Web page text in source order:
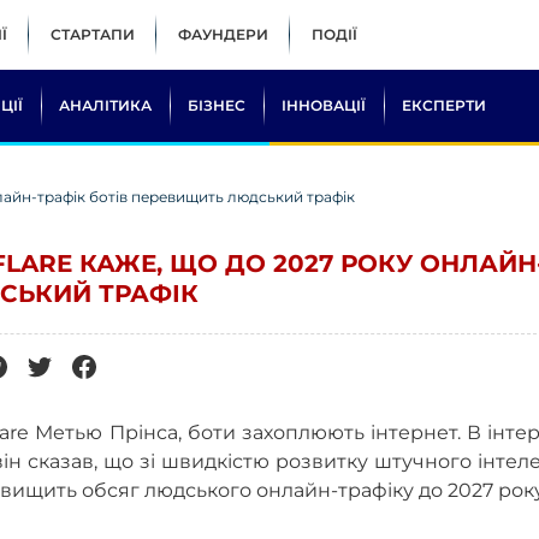
СТАРТАПИ ФАУНДЕРИ ПОДІЇ
АНАЛІТИКА БІЗНЕС ІННОВАЦІЇ ЕКСПЕРТИ
трафік ботів перевищить людський трафік
КАЖЕ, ЩО ДО 2027 РОКУ
ТРАФІК
Метью Прінса, боти захоплюють інтернет. В
сказав, що зі швидкістю розвитку штучного
обсяг людського онлайн-трафіку до 2027